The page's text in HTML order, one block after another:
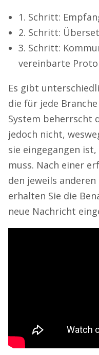
1. Schritt:
2. Schritt:
3. Schritt:
vereinbarte
Es gibt
die für jede Branche
System beherrscht
jedoch nicht,
sie eingegangen
muss. Nach einer
den jeweils
erhalten Sie die
neue Nachricht